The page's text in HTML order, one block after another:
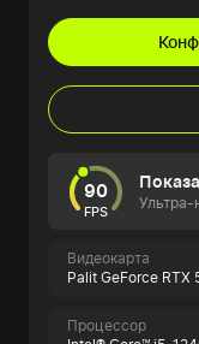
90
FPS Ультра-
Видеокарта
Palit GeForce RTX
Процессор